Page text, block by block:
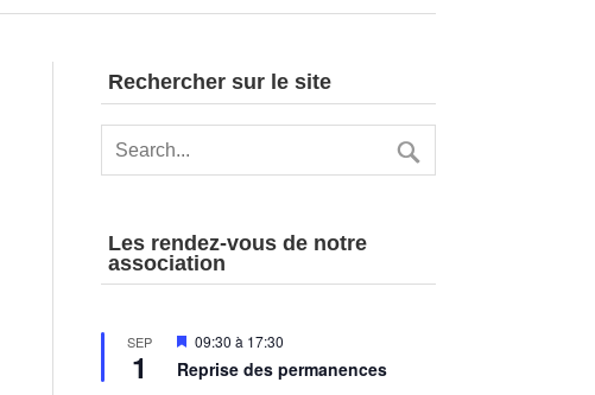
Rechercher sur le site
Les rendez-vous de notre
association
SEP
1
Mis
avant
09:30 à 17:30
Reprise des permanences